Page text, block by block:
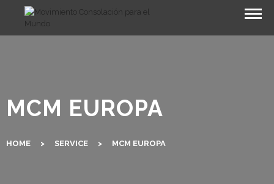
content
MCM EUROPA
HOME > SERVICE > MCM EUROPA